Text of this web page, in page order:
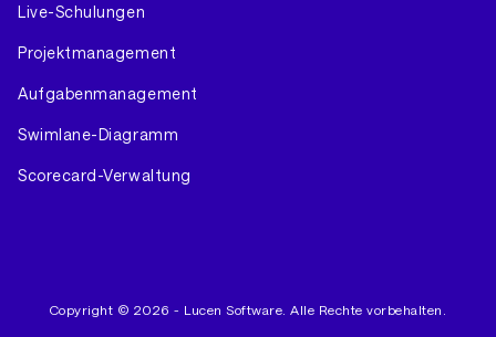
Live-Schulungen
Projektmanagement
Aufgabenmanagement
Swimlane-Diagramm
Scorecard-Verwaltung
Copyright © 2026 - Lucen Software. Alle Rechte vorbehalten.